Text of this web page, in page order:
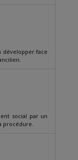
développer face
social par un
procédure.